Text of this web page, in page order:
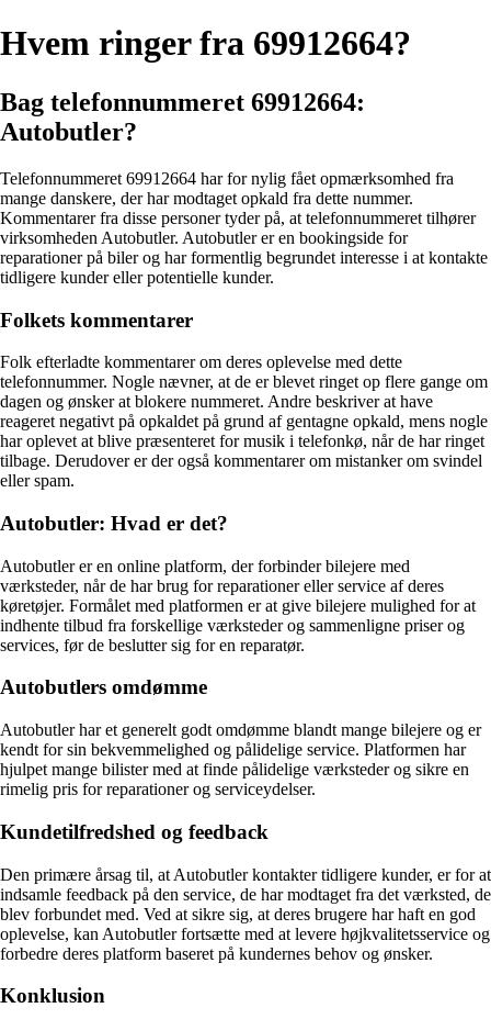
Hvem ringer fra 69912664?
Bag telefonnummeret 69912664:
Autobutler?
Telefonnummeret 69912664 har for nylig fået opmærksomhed fra
mange danskere, der har modtaget opkald fra dette nummer.
Kommentarer fra disse personer tyder på, at telefonnummeret tilhører
virksomheden Autobutler. Autobutler er en bookingside for
reparationer på biler og har formentlig begrundet interesse i at kontakte
tidligere kunder eller potentielle kunder.
Folkets kommentarer
Folk efterladte kommentarer om deres oplevelse med dette
telefonnummer. Nogle nævner, at de er blevet ringet op flere gange om
dagen og ønsker at blokere nummeret. Andre beskriver at have
reageret negativt på opkaldet på grund af gentagne opkald, mens nogle
har oplevet at blive præsenteret for musik i telefonkø, når de har ringet
tilbage. Derudover er der også kommentarer om mistanker om svindel
eller spam.
Autobutler: Hvad er det?
Autobutler er en online platform, der forbinder bilejere med
værksteder, når de har brug for reparationer eller service af deres
køretøjer. Formålet med platformen er at give bilejere mulighed for at
indhente tilbud fra forskellige værksteder og sammenligne priser og
services, før de beslutter sig for en reparatør.
Autobutlers omdømme
Autobutler har et generelt godt omdømme blandt mange bilejere og er
kendt for sin bekvemmelighed og pålidelige service. Platformen har
hjulpet mange bilister med at finde pålidelige værksteder og sikre en
rimelig pris for reparationer og serviceydelser.
Kundetilfredshed og feedback
Den primære årsag til, at Autobutler kontakter tidligere kunder, er for at
indsamle feedback på den service, de har modtaget fra det værksted, de
blev forbundet med. Ved at sikre sig, at deres brugere har haft en god
oplevelse, kan Autobutler fortsætte med at levere højkvalitetsservice og
forbedre deres platform baseret på kundernes behov og ønsker.
Konklusion